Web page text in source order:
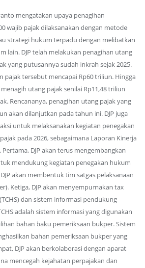
mengatakan upaya penagihan
wajib pajak dilaksanakan dengan metode
strategi hukum terpadu dengan melibatkan
lain. DJP telah melakukan penagihan utang
yang putusannya sudah inkrah sejak 2025.
pajak tersebut mencapai Rp60 triliun. Hingga
menagih utang pajak senilai Rp11,48 triliun
Rencananya, penagihan utang pajak yang
akan dilanjutkan pada tahun ini. DJP juga
untuk melaksanakan kegiatan penegakan
pada 2026, sebagaimana Laporan Kinerja
Pertama, DJP akan terus mengembangkan
mendukung kegiatan penegakan hukum
akan membentuk tim satgas pelaksanaan
Ketiga, DJP akan menyempurnakan tax
dan sistem informasi pendukung
adalah sistem informasi yang digunakan
bahan baku pemeriksaan bukper. Sistem
bahan pemeriksaan bukper yang
DJP akan berkolaborasi dengan aparat
mencegah kejahatan perpajakan dan